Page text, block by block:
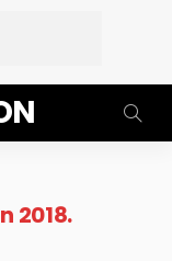
2018.